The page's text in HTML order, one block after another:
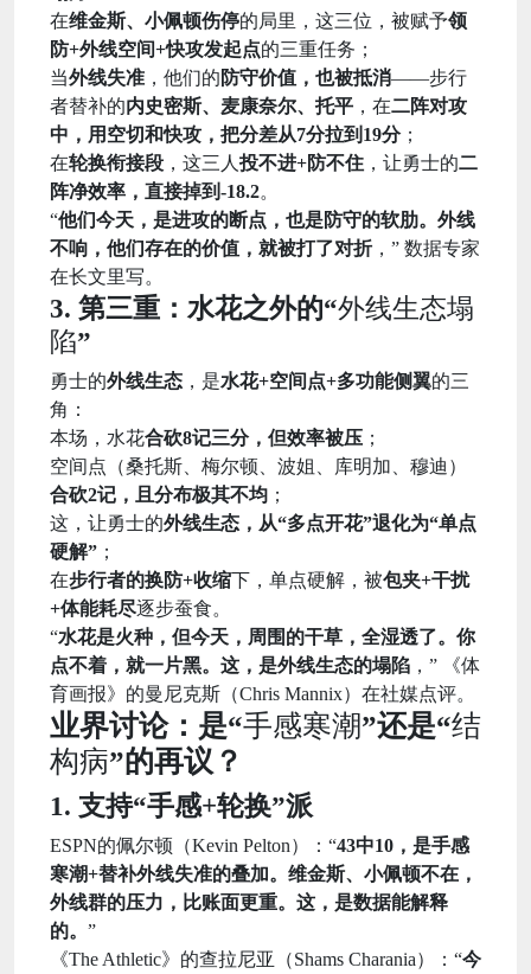
在维金斯、小佩顿伤停的局里，这三位，被赋予领
防+外线空间+快攻发起点的三重任务；
当外线失准 ，他们的 防守价值，也被抵消——步行
者替补的内史密斯、麦康奈尔、托平 ，在二阵对攻
中，用空切和快攻，把分差从7分拉到19分；
在轮换衔接段 ，这三人 投不进+防不住 ，让勇士的二
阵净效率，直接掉到-18.2。
“他们今天，是进攻的断点，也是防守的软肋。外线
不响，他们存在的价值，就被打了对折，” 数据专家
在长文里写。
3. 第三重：水花之外的“外线生态塌
陷”
勇士的外线生态 ，是水花+空间点+多功能侧翼的三
角：
本场，水花合砍8记三分，但效率被压 ；
空间点（桑托斯、梅尔顿、波姐、库明加、穆迪）
合砍2记，且分布极其不均 ；
这，让勇士的外线生态，从“多点开花”退化为“单点
硬解” ；
在步行者的换防+收缩下，单点硬解，被包夹+干扰
+体能耗尽逐步蚕食。
“水花是火种，但今天，周围的干草，全湿透了。你
点不着，就一片黑。这，是外线生态的塌陷 ，” 《体
育画报》的曼尼克斯（Chris Mannix）在社媒点评。
业界讨论：是“手感寒潮”还是“结
构病”的再议？
1. 支持“手感+轮换”派
ESPN的佩尔顿（Kevin Pelton）：“43中10，是手感
寒潮+替补外线失准的叠加。维金斯、小佩顿不在，
外线群的压力，比账面更重。这，是数据能解释
的。 ”
《The Athletic》的查拉尼亚（Shams Charania）：“今